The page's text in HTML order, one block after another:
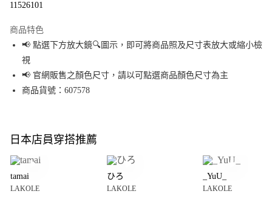
Apple Pay
街口支付
悠遊付
全盈+PAY
大哥付你分期
1.本服務由台灣大哥大提供，台灣大哥大用戶可立即使用無須另外申請。
AFTEE先享後付
11526101
商品特色
📢 點選下方放大鏡🔍圖示，即可將商品照及尺寸表放大或縮小檢
視
📢 官網販售之顏色尺寸，請以可點選商品顏色尺寸為主
商品貨號：607578
日本店員穿搭推薦
tamai
LAKOLE
ひろ
LAKOLE
_YuU_
LAKOLE